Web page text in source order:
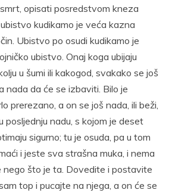
opisati posredstvom kneza
kudikamo je veća kazna
Ubistvo po osudi kudikamo je
ubistvo. Onaj koga ubijaju
u šumi ili kakogod, svakako se još
nada da će se izbaviti. Bilo je
prerezano, a on se još nada, ili beži,
posljednju nadu, s kojom je deset
sigurno; tu je osuda, pa u tom
i jeste sva strašna muka, i nema
nego što je ta. Dovedite i postavite
top i pucajte na njega, a on će se